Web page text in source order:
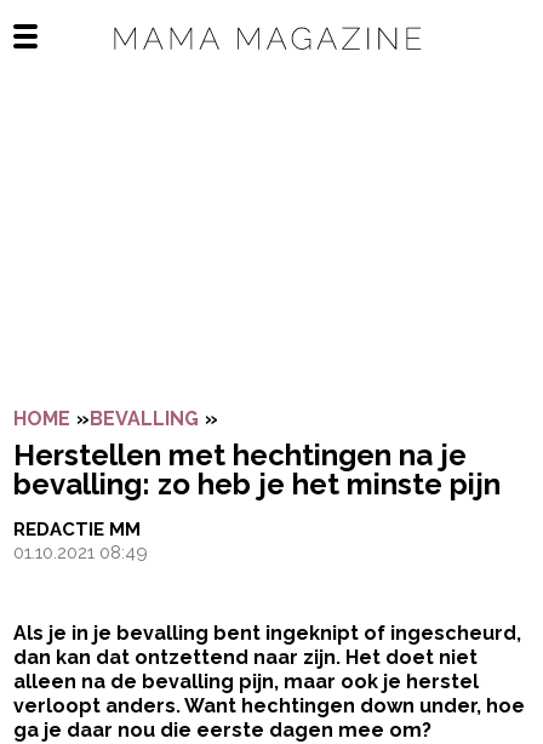
Open het mobiele menu
HOME »BEVALLING »
Herstellen met hechtingen na je
bevalling: zo heb je het minste pijn
REDACTIE MM
01.10.2021 08:49
Als je in je bevalling bent ingeknipt of ingescheurd,
dan kan dat ontzettend naar zijn. Het doet niet
alleen na de bevalling pijn, maar ook je herstel
verloopt anders. Want hechtingen down under, hoe
ga je daar nou die eerste dagen mee om?